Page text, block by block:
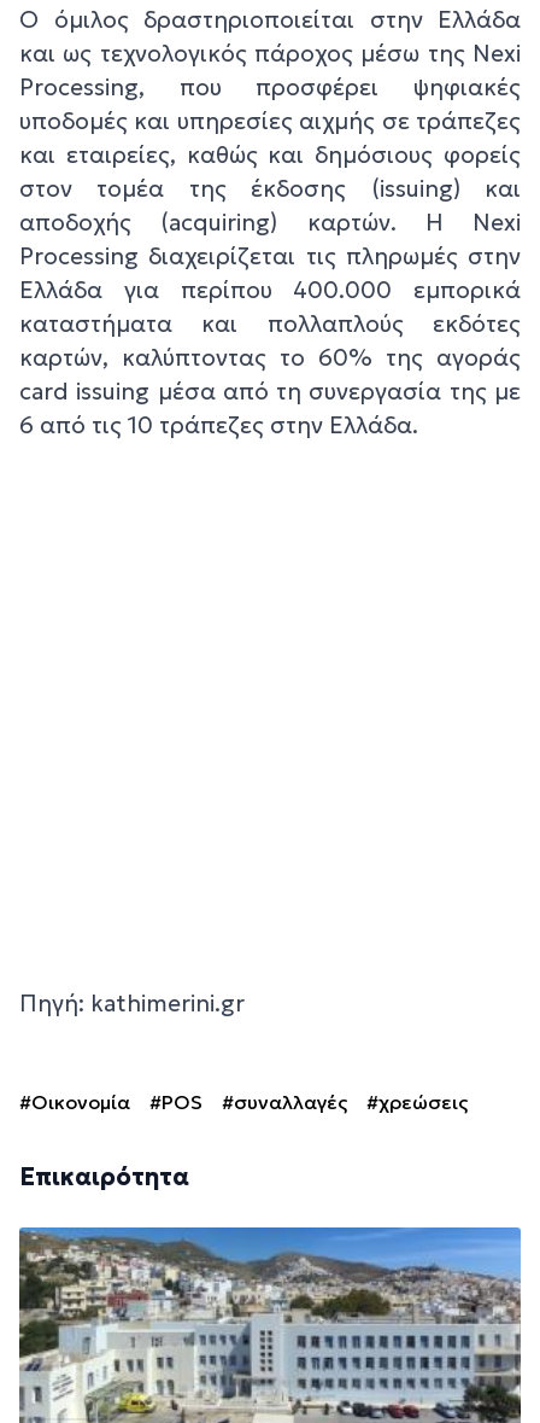
Ο όμιλος δραστηριοποιείται στην Ελλάδα
και ως τεχνολογικός πάροχος μέσω της Nexi
Processing, που προσφέρει ψηφιακές
υποδομές και υπηρεσίες αιχμής σε τράπεζες
και εταιρείες, καθώς και δημόσιους φορείς
στον τομέα της έκδοσης (issuing) και
αποδοχής (acquiring) καρτών. Η Nexi
Processing διαχειρίζεται τις πληρωμές στην
Ελλάδα για περίπου 400.000 εμπορικά
καταστήματα και πολλαπλούς εκδότες
καρτών, καλύπτοντας το 60% της αγοράς
card issuing μέσα από τη συνεργασία της με
6 από τις 10 τράπεζες στην Ελλάδα.
Πηγή: kathimerini.gr
#Οικονομία #POS #συναλλαγές #χρεώσεις
Επικαιρότητα